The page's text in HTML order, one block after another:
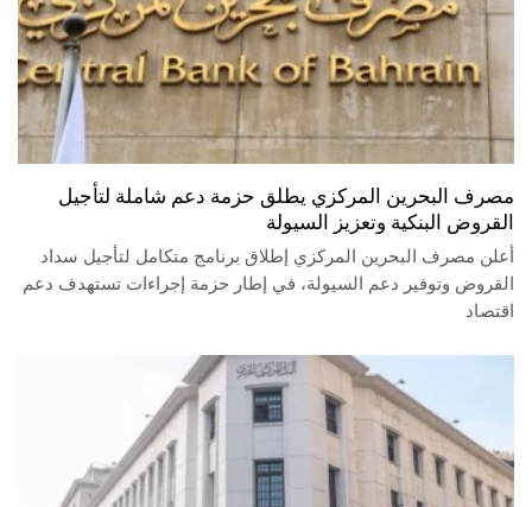
مصرف البحرين المركزي يطلق حزمة دعم شاملة لتأجيل
القروض البنكية وتعزيز السيولة
أعلن مصرف البحرين المركزي إطلاق برنامج متكامل لتأجيل سداد
القروض وتوفير دعم السيولة، في إطار حزمة إجراءات تستهدف دعم
اقتصاد